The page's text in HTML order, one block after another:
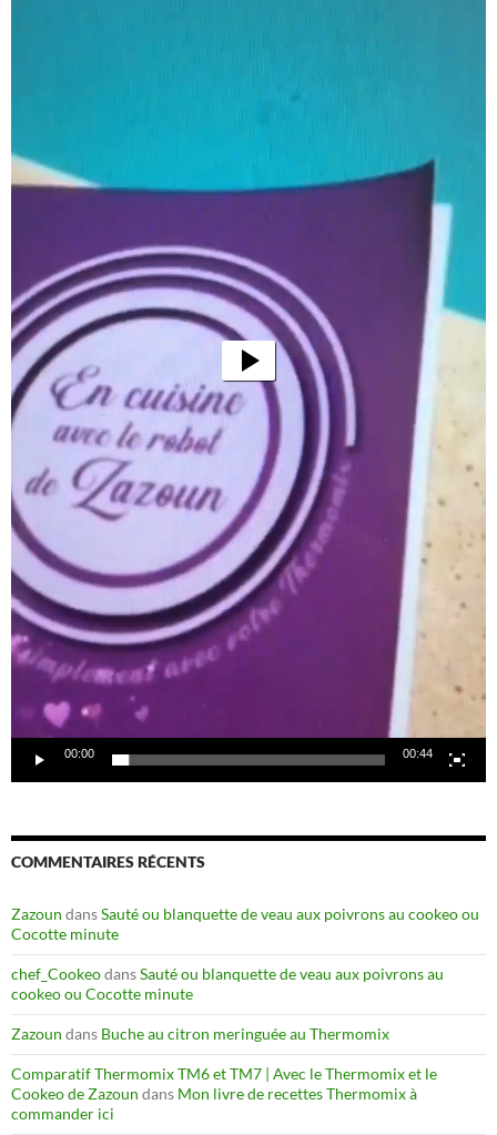
00:00 00:44
COMMENTAIRES RÉCENTS
Zazoun dansSauté ou blanquette de veau aux poivrons au cookeo ou
Cocotte minute
chef_CookeodansSauté ou blanquette de veau aux poivrons au
cookeo ou Cocotte minute
Zazoun dans Buche au citron meringuée au Thermomix
Comparatif Thermomix TM6 et TM7 | Avec le Thermomix et le
Cookeo de Zazoun dans Mon livre de recettes Thermomix à
commander ici